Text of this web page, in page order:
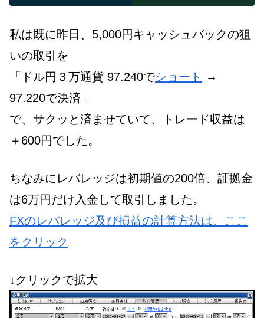
私は既に昨日、5,000円キャッシュバックの狙
いの取引を
「ドル円３万通貨 97.240でショート
→
97.220で決済」
で、サクッと済ませていて、トレード収益は
＋600円でした。
ちなみにレバレッジは初期値の200倍、証拠金
は6万円だけ入金して取引しました。
FXのレバレッジ及び損益の計算方法は、ここ
をクリック
↓クリックで拡大